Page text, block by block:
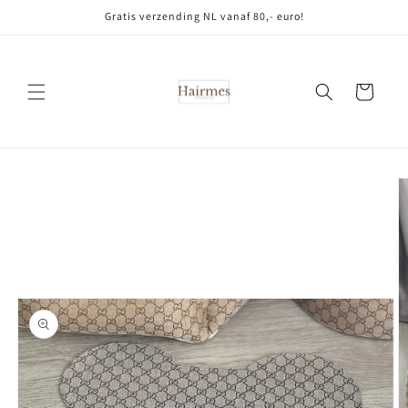
Gratis verzending NL vanaf 80,- euro!
Winkelwagen